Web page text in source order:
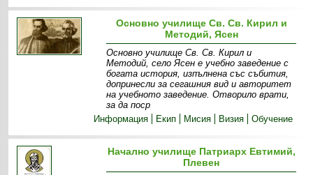
Основно училище Св. Св. Кирил и
Методий, Ясен
Основно училище Св. Св. Кирил и
Методий, село Ясен е учебно заведение с
богата история, изпълнена със събития,
допринесли за сегашния вид и авторитет
на учебното заведение. Отворило врати,
за да поср
Информация
Екип Мисия Визия Обучение
Начално училище Патриарх Евтимий,
Плевен